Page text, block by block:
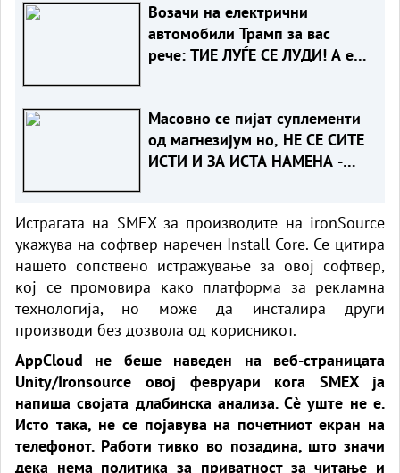
Возачи на електрични
автомобили Трамп за вас
рече: ТИЕ ЛУЃЕ СЕ ЛУДИ! А еве
Масовно се пијат суплементи
од магнезијум но, НЕ СЕ СИТЕ
ИСТИ И ЗА ИСТА НАМЕНА -
Истрагата на SMEX за производите на ironSource
укажува на софтвер наречен Install Core. Се цитира
нашето сопствено истражување за овој софтвер,
кој се промовира како платформа за рекламна
технологија, но може да инсталира други
производи без дозвола од корисникот.
AppCloud не беше наведен на веб-страницата
Unity/Ironsource овој февруари кога SMEX ја
напиша својата длабинска анализа. Сè уште не е.
Исто така, не се појавува на почетниот екран на
телефонот. Работи тивко во позадина, што значи
дека нема политика за приватност за читање и